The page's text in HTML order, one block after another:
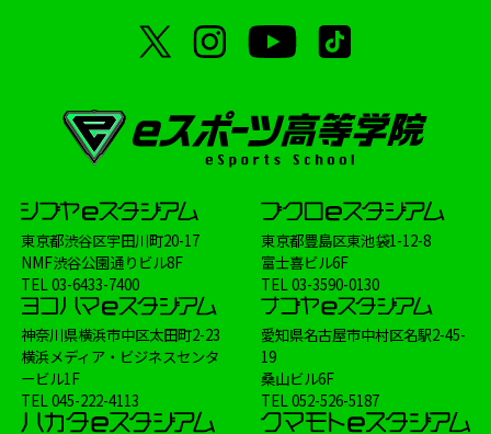
東京都渋谷区宇田川町20-17
NMF渋谷公園通りビル8F
TEL03-6433-7400
東京都豊島区東池袋1-12-8
富士喜ビル6F
TEL03-3590-0130
神奈川県横浜市中区太田町2-23
横浜メディア・ビジネスセンタ
ービル1F
TEL045-222-4113
愛知県名古屋市中村区名駅2-45-
19
桑山ビル6F
TEL052-526-5187